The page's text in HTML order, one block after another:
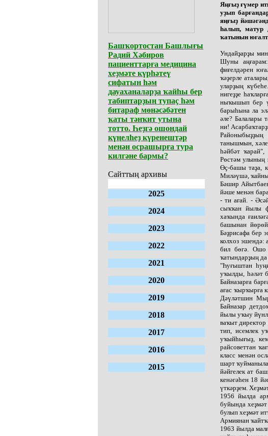
Башҡортостан Башлығы
Радий Хәбиров
пациенттарға медицина
хеҙмәте күрһәтеү
сифатын һәм
дауаханаларҙа ҡайһы бер
табиптарҙың тупаҫ һәм
битараф мөнәсәбәтен
ҡаты тәнҡит утына
тотто. Һеҙгә ошондай
күңелһеҙ күренештәр
менән осрашырға тура
килгәне бармы?
Сайттың архивы
2025
2024
2023
2022
2021
2020
2019
2018
2017
2016
2015
Яңғыҙ ғүмер
уҙып
яңғыҙ
һалып, матур
ҡатынын
Ундайҙарҙы
Шуны
фиғелдәрен
ҡәҙерле
уларҙың
нигеҙҙе
ныҡышып бер
барыһына ла
әле? Балалары
ни!
танышмын,
һәйбәт
Рөстәм улының
Өҫ-башы таҙа,
Миләүшә,
Бәшир
йәше менән
- ти ағай. -
сыҡҡан йылы
хаҡында
башынан йөрөй
Бәҙрисафа бер
колхоз эшендә:
бил бөгә. Ошо
ҡатындарҙың да
"Һуғыштан
уҡылды, һәләт
Байназарға
ағас ҡырҡырға
Дәүләтшин
Байназар
йылы уҡыу
ваҡыт директор
тип, исемлек
уҡыйһығыҙ,
райсоветтан
класс менән
шарт
йәйгелек ат
кенәгәһен 18
үткәрҙем.
1956 йылда
буйында
булып хеҙмәт
Армиянан
1963 йылда